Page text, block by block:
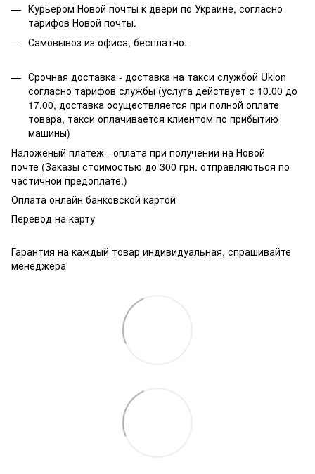
Курьером Новой почты к двери по Украине, согласно
тарифов Новой почты.
Самовывоз из офиса, бесплатно.
Срочная доставка - доставка на такси службой Uklon
согласно тарифов службы (услуга действует с 10.00 до
17.00, доставка осуществляется при полной оплате
товара, такси оплачивается клиентом по прибытию
машины)
Наложеный платеж - оплата при получении на Новой
почте (Заказы стоимостью до 300 грн. отправляються по
частичной предоплате.)
Оплата онлайн банковской картой
Перевод на карту
Гарантия на каждый товар индивидуальная, спрашивайте
менеджера